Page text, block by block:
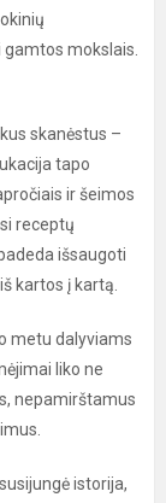
mokslais.
skanėstus –
tapo
ir šeimos
receptų
išsaugoti
kartos į kartą.
metu dalyviams
liko ne
nepamirštamus
istorija,